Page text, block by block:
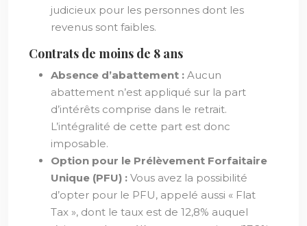
judicieux pour les personnes dont les
revenus sont faibles.
Contrats de moins de 8 ans
Absence d’abattement : Aucun
abattement n’est appliqué sur la part
d’intérêts comprise dans le retrait.
L’intégralité de cette part est donc
imposable.
Option pour le Prélèvement Forfaitaire
Unique (PFU) : Vous avez la possibilité
d’opter pour le PFU, appelé aussi « Flat
Tax », dont le taux est de 12,8% auquel